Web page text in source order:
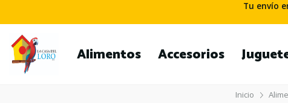
Alimentos Accesorios
Tu envío
Inicio